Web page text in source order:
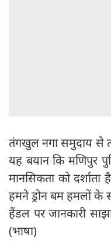
तंगखुल नगा समुदाय से
यह बयान कि मणिपुर
मानसिकता को दर्शाता
हमने ड्रोन बम हमलों के
हैंडल पर जानकारी
(भाषा)